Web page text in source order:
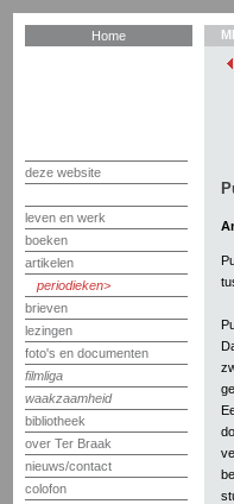
Home
deze website
leven en werk
boeken
artikelen
periodieken
brieven
lezingen
foto's en documenten
filmliga
waakzaamheid
bibliotheek
over Ter Braak
nieuws/contact
colofon